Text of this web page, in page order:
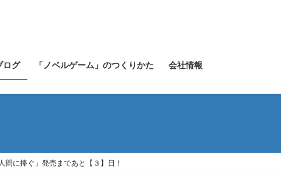
ログ 「ノベルゲーム」のつくりかた 会社情報
間に捧ぐ」発売まであと【３】日！